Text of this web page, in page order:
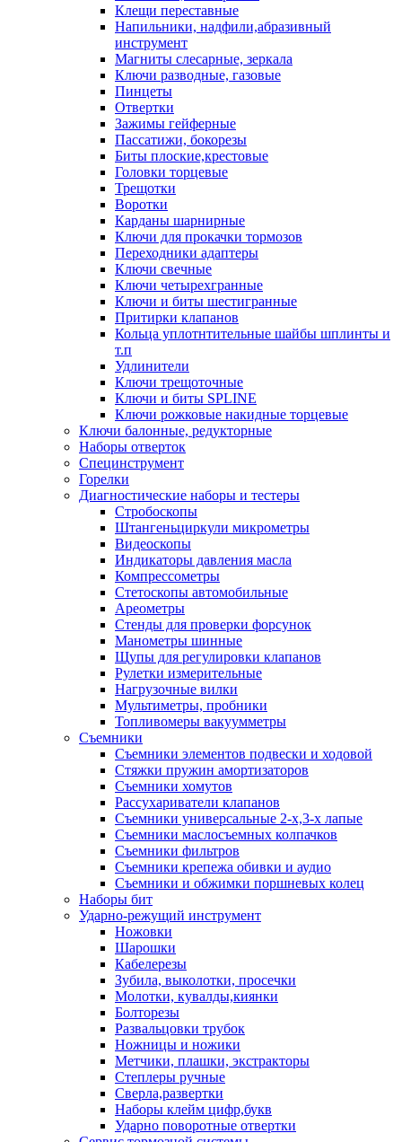
Клещи переставные
Напильники, надфили,абразивный
инструмент
Магниты слесарные, зеркала
Ключи разводные, газовые
Пинцеты
Отвертки
Зажимы гейферные
Пассатижи, бокорезы
Биты плоские,крестовые
Головки торцевые
Трещотки
Воротки
Карданы шарнирные
Ключи для прокачки тормозов
Переходники адаптеры
Ключи свечные
Ключи четырехгранные
Ключи и биты шестигранные
Притирки клапанов
Кольца уплотнтительные шайбы шплинты и
т.п
Удлинители
Ключи трещоточные
Ключи и биты SPLINE
Ключи рожковые накидные торцевые
Ключи балонные, редукторные
Наборы отверток
Специнструмент
Горелки
Диагностические наборы и тестеры
Стробоскопы
Штангеньциркули микрометры
Видеоскопы
Индикаторы давления масла
Компрессометры
Стетоскопы автомобильные
Ареометры
Стенды для проверки форсунок
Манометры шинные
Щупы для регулировки клапанов
Рулетки измерительные
Нагрузочные вилки
Мультиметры, пробники
Топливомеры вакуумметры
Съемники
Съемники элементов подвески и ходовой
Стяжки пружин амортизаторов
Съемники хомутов
Рассухариватели клапанов
Съемники универсальные 2-х,3-х лапые
Съемники маслосъемных колпачков
Съемники фильтров
Съемники крепежа обивки и аудио
Съемники и обжимки поршневых колец
Наборы бит
Ударно-режущий инструмент
Ножовки
Шарошки
Кабелерезы
Зубила, выколотки, просечки
Молотки, кувалды,киянки
Болторезы
Развальцовки трубок
Ножницы и ножики
Метчики, плашки, экстракторы
Степлеры ручные
Сверла,развертки
Наборы клейм цифр,букв
Ударно поворотные отвертки